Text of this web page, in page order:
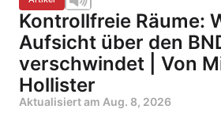
Kontrollfreie Räume:
Aufsicht über den
verschwindet | Von
Hollister
Aktualisiert am Aug. 8, 2026